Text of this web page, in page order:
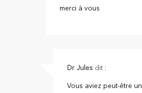
merci à vous
Dr Jules dit :
Vous aviez peut-être un